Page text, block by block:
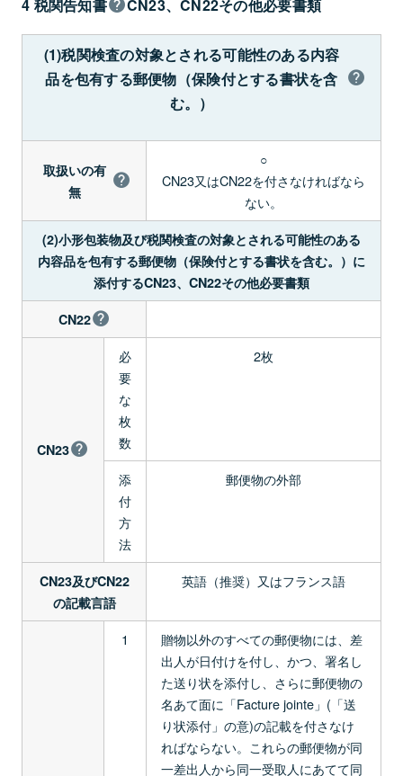
4 税関告知書 CN23、CN22その他必要書類
(1)税関検査の対象とされる可能性のある内容
品を包有する郵便物（保険付とする書状を含
む。）
取扱いの有
無
○
CN23又はCN22を付さなければなら
ない。
(2)小形包装物及び税関検査の対象とされる可能性のある
内容品を包有する郵便物（保険付とする書状を含む。）に
添付するCN23、CN22その他必要書類
CN22
CN23
必
要
な
枚
数
2枚
添
付
方
法
郵便物の外部
CN23及びCN22
の記載言語
英語（推奨）又はフランス語
1
贈物以外のすべての郵便物には、差
出人が日付けを付し、かつ、署名し
た送り状を添付し、さらに郵便物の
名あて面に「Facture jointe」(「送
り状添付」の意)の記載を付さなけ
ればならない。これらの郵便物が同
一差出人から同一受取人にあてて同